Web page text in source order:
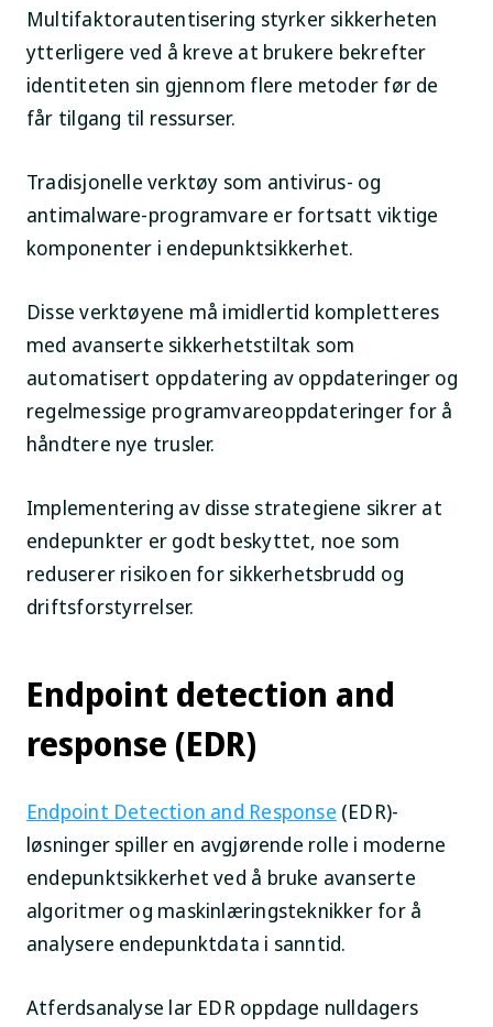
Multifaktorautentisering styrker sikkerheten
ytterligere ved å kreve at brukere bekrefter
identiteten sin gjennom flere metoder før de
får tilgang til ressurser.
Tradisjonelle verktøy som antivirus- og
antimalware-programvare er fortsatt viktige
komponenter i endepunktsikkerhet.
Disse verktøyene må imidlertid kompletteres
med avanserte sikkerhetstiltak som
automatisert oppdatering av oppdateringer og
regelmessige programvareoppdateringer for å
håndtere nye trusler.
Implementering av disse strategiene sikrer at
endepunkter er godt beskyttet, noe som
reduserer risikoen for sikkerhetsbrudd og
driftsforstyrrelser.
Endpoint detection and
response (EDR)
Endpoint Detection and Response (EDR)-
løsninger spiller en avgjørende rolle i moderne
endepunktsikkerhet ved å bruke avanserte
algoritmer og maskinlæringsteknikker for å
analysere endepunktdata i sanntid.
Atferdsanalyse lar EDR oppdage nulldagers